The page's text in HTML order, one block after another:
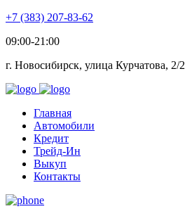
+7 (383) 207-83-62
09:00-21:00
г. Новосибирск, улица Курчатова, 2/2
Главная
Автомобили
Кредит
Трейд-Ин
Выкуп
Контакты